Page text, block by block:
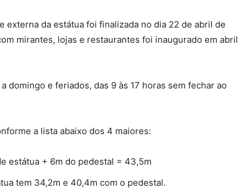
externa da estátua foi finalizada no dia 22 de abril de
mirantes, lojas e restaurantes foi inaugurado em abril
domingo e feriados, das 9 às 17 horas sem fechar ao
a lista abaixo dos 4 maiores:
estátua + 6m do pedestal = 43,5m
tem 34,2m e 40,4m com o pedestal.